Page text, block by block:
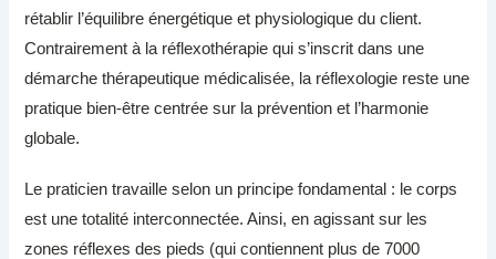
rétablir l’équilibre énergétique et physiologique du client.
Contrairement à la réflexothérapie qui s’inscrit dans une
démarche thérapeutique médicalisée, la réflexologie reste une
pratique bien-être centrée sur la prévention et l’harmonie
globale.
Le praticien travaille selon un principe fondamental : le corps
est une totalité interconnectée. Ainsi, en agissant sur les
zones réflexes des pieds (qui contiennent plus de 7000